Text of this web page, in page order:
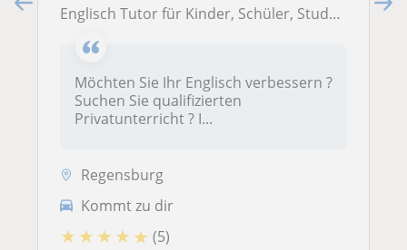
Englisch Tutor für Kinder, Schüler, Studenten und Unternehmen
Möchten Sie Ihr Englisch verbessern ?
Suchen Sie qualifizierten
Privatunterricht ? I...
Regensburg
Kommt zu dir
★ ★ ★ ★ ★ (5)